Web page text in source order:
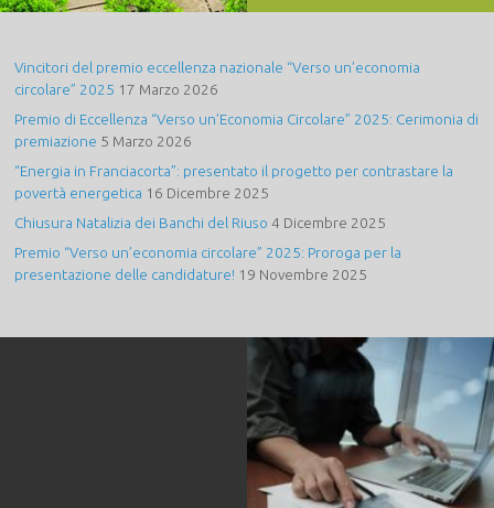
Vincitori del premio eccellenza nazionale “Verso un’economia
circolare” 2025 17 Marzo 2026
Premio di Eccellenza “Verso un’Economia Circolare” 2025: Cerimonia di
premiazione 5 Marzo 2026
“Energia in Franciacorta”: presentato il progetto per contrastare la
povertà energetica 16 Dicembre 2025
Chiusura Natalizia dei Banchi del Riuso 4 Dicembre 2025
Premio “Verso un’economia circolare” 2025: Proroga per la
presentazione delle candidature! 19 Novembre 2025